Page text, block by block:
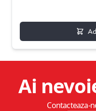
Ai
Contacteaza-